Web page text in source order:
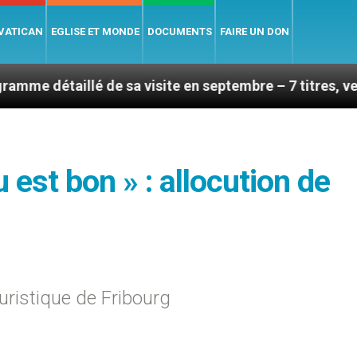
EGLISE ET MONDE DOCUMENTS FAIRE UN DON
de sa visite en septembre – 7 titres, vendredi 7 août
est bon » : allocution de
de Fribourg